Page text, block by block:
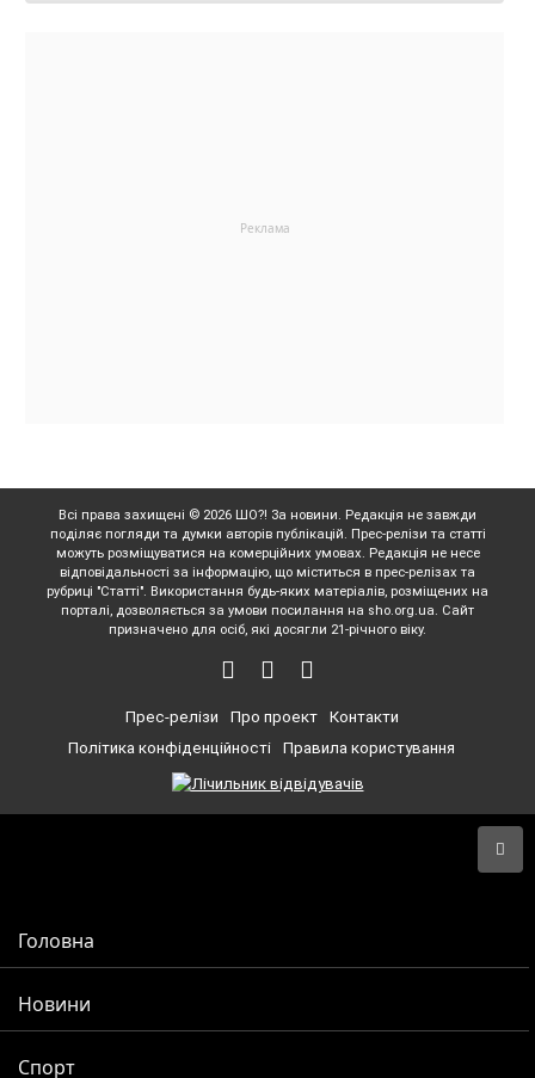
Всі права захищені © 2026 ШО?! За новини. Редакція не завжди
поділяє погляди та думки авторів публікацій. Прес-релізи та статті
можуть розміщуватися на комерційних умовах. Редакція не несе
відповідальності за інформацію, що міститься в прес-релізах та
рубриці "Статті". Використання будь-яких матеріалів, розміщених на
порталі, дозволяється за умови посилання на sho.org.ua. Сайт
призначено для осіб, які досягли 21-річного віку.
Прес-релізи Про проект
Контакти
Політика конфіденційності
Правила користування
Головна
Новини
Спорт